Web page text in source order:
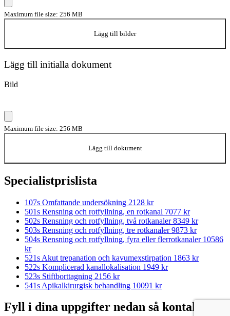
Maximum file size: 256 MB
Lägg till bilder
Lägg till initialla dokument
Bild
Maximum file size: 256 MB
Lägg till dokument
Specialistprislista
107s Omfattande undersökning 2128 kr
501s Rensning och rotfyllning, en rotkanal 7077 kr
502s Rensning och rotfyllning, två rotkanaler8349 kr
503s Rensning och rotfyllning, tre rotkanaler9873 kr
504s Rensning och rotfyllning, fyra eller flerrotkanaler 10586
kr
521s Akut trepanation och kavumexstirpation 1863 kr
522s Komplicerad kanallokalisation 1949 kr
523s Stiftborttagning 2156 kr
541s Apikalkirurgisk behandling 10091 kr
Fyll i dina uppgifter nedan så kontaktar